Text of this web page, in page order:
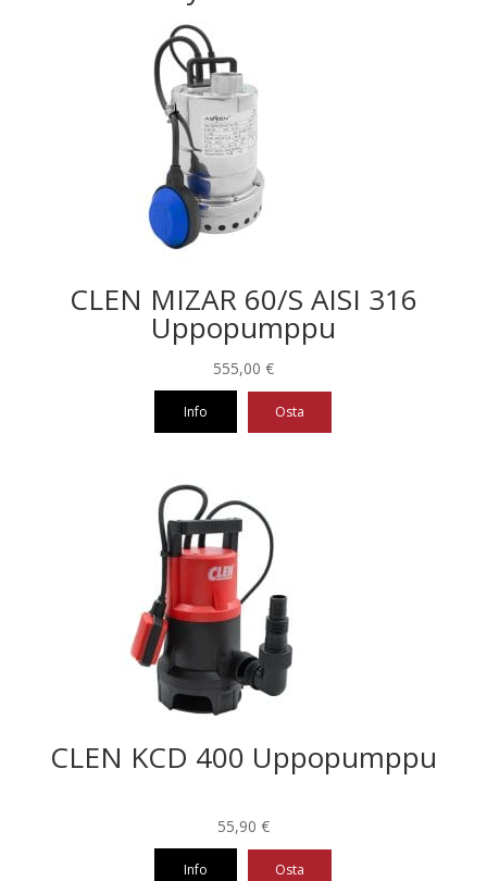
CLEN MIZAR 60/S AISI 316
Uppopumppu
555,00 €
Info Osta
CLEN KCD 400 Uppopumppu
55,90 €
Info Osta